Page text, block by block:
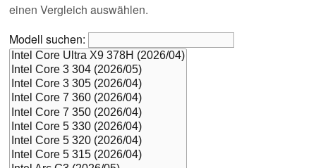
einen Vergleich auswählen.
Modell suchen: